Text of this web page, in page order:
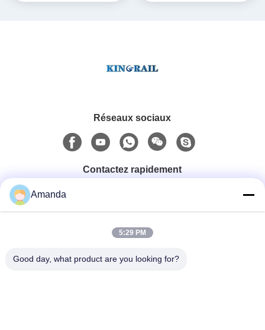
Réseaux sociaux
Contactez rapidement
0086-15556982932
Email
Amanda
5:29 PM
Good day, what product are you looking for?